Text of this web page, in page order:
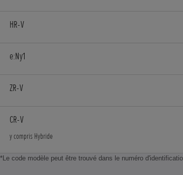
HR-V
e:Ny1
ZR-V
CR-V
y compris Hybride
*Le code modèle peut être trouvé dans le numéro